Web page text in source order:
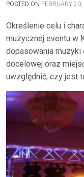
POSTED ON FEBRUARY
Określenie celu i
muzycznej eventu w
dopasowania muzyki
docelowej oraz
uwzględnić, czy jest